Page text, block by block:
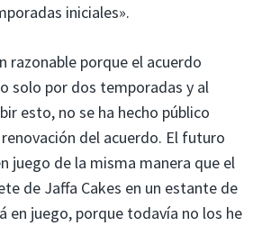
iniciales».
razonable porque el acuerdo
solo por dos temporadas y al
esto, no se ha hecho público
del acuerdo. El futuro
juego de la misma manera que el
de Jaffa Cakes en un estante de
en juego, porque todavía no los he